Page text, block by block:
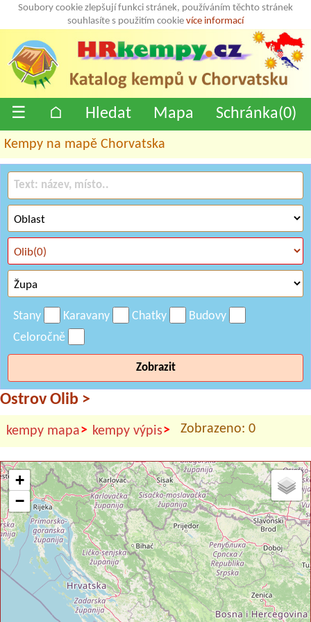
Soubory cookie zlepšují funkci stránek, používáním těchto stránek
souhlasíte s použitím cookie více informací
☰ ⌂ Hledat Mapa Schránka(0)
Kempy na mapě Chorvatska
Stany Karavany Chatky
Budovy
Celoročně
Zobrazit
Ostrov Olib >
kempy mapa> kempy výpis> Zobrazeno: 0
+
−